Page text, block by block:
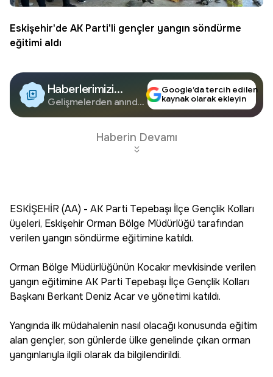
Eskişehir'de AK Parti'li gençler yangın söndürme
eğitimi aldı
Haberlerimizi
Google'da Takip
Edin
Gelişmelerden anında
Google’da tercih edilen
kaynak olarak ekleyin
Haberin Devamı
ESKİŞEHİR (AA) - AK Parti Tepebaşı İlçe Gençlik Kolları
üyeleri, Eskişehir Orman Bölge Müdürlüğü tarafından
verilen yangın söndürme eğitimine katıldı.
Orman Bölge Müdürlüğünün Kocakır mevkisinde verilen
yangın eğitimine AK Parti Tepebaşı İlçe Gençlik Kolları
Başkanı Berkant Deniz Acar ve yönetimi katıldı.
Yangında ilk müdahalenin nasıl olacağı konusunda eğitim
alan gençler, son günlerde ülke genelinde çıkan orman
yangınlarıyla ilgili olarak da bilgilendirildi.